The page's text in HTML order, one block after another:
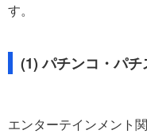
す。
(1) パチンコ・パ
エンターテインメント